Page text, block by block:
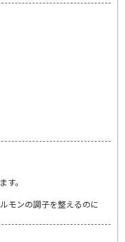
す。
モンの調子を整えるのに